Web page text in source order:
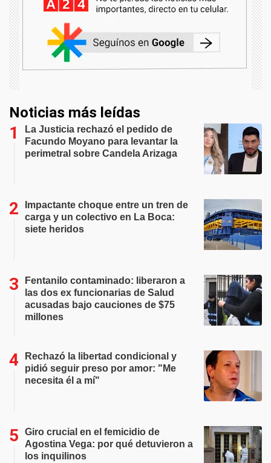
Noticias más leídas
La Justicia rechazó el pedido de
Facundo Moyano para levantar la
perimetral sobre Candela Arizaga
Impactante choque entre un tren de
carga y un colectivo en La Boca:
siete heridos
Fentanilo contaminado: liberaron a
las dos ex funcionarias de Salud
acusadas bajo cauciones de $75
millones
Rechazó la libertad condicional y
pidió seguir preso por amor: "Me
necesita él a mí"
Giro crucial en el femicidio de
Agostina Vega: por qué detuvieron a
los inquilinos